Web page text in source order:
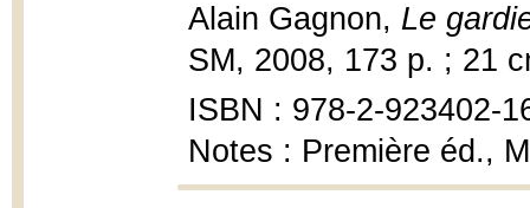
Alain Gagnon, Le
SM, 2008, 173 p. ; 21
ISBN : 978-2-923402-
Notes : Première éd.,